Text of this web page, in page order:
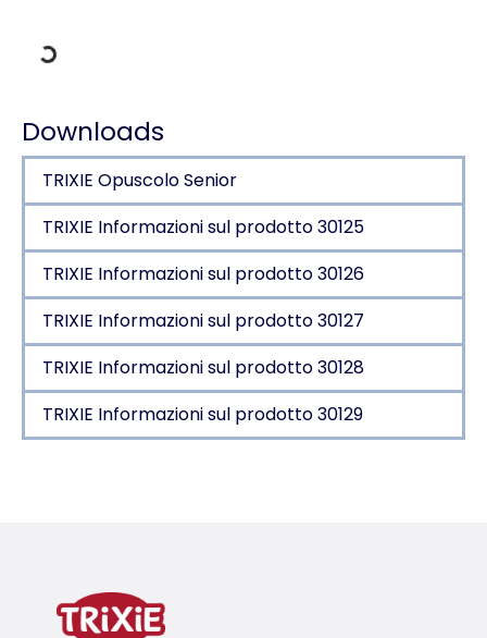
Dati di carico
Downloads
TRIXIE Opuscolo Senior
TRIXIE Informazioni sul prodotto 30125
TRIXIE Informazioni sul prodotto 30126
TRIXIE Informazioni sul prodotto 30127
TRIXIE Informazioni sul prodotto 30128
TRIXIE Informazioni sul prodotto 30129
colore acceso e bande riflettenti per